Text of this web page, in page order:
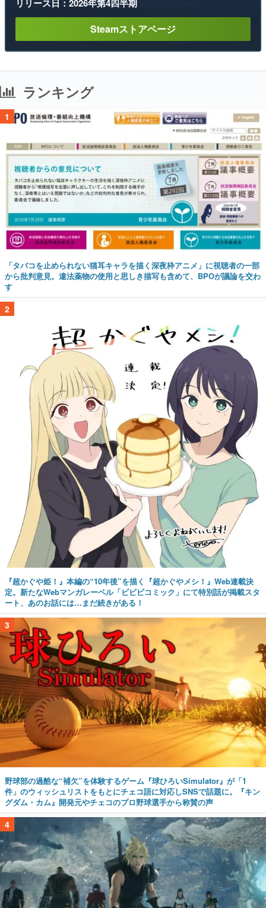
リリース日：2026年第4四半期
Steamストアページ
ランキング
1
「タバコを止められない猫耳キャラを描く深夜枠アニメ」に視聴者の一部
から批判意見。違法薬物の使用と思しき描写も含めて、BPOが議論を交わ
す
2
『超かぐや姫！』本編の“10年後”を描く『超かぐやメシ！』Web連載決
定。新たなWebマンガレーベル「ビビビコミック」にて特別話が掲載スタ
ート、あのお話には…まだ続きがある！
3
野球部の過酷な“補欠”を体験するゲーム『球ひろいSimulator』が「1
件」のウィッシュリストをもとにチェコ語に対応しSNSで話題に。『キン
グダム・カム』開発元やチェコのプロ野球選手から称賛の声
4